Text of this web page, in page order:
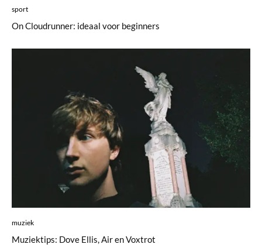
sport
On Cloudrunner: ideaal voor beginners
muziek
Muziektips: Dove Ellis, Air en Voxtrot